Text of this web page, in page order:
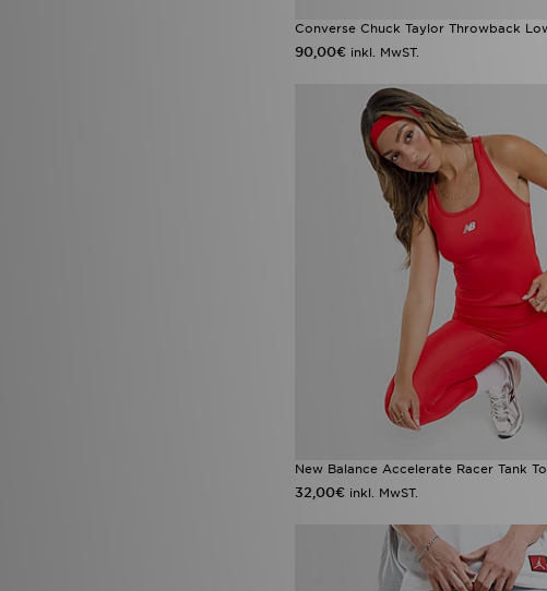
Converse Chuck Taylor Throwback
90,00€ inkl. MwST.
New Balance Accelerate Racer Tank
32,00€ inkl. MwST.